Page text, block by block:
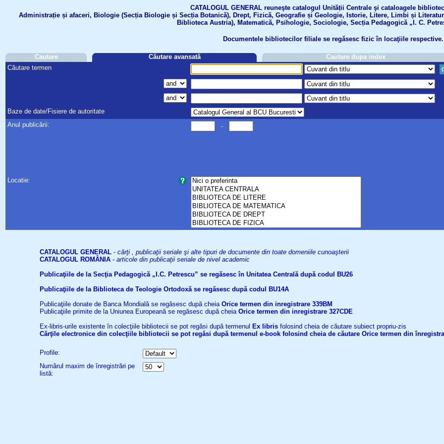
CATALOGUL GENERAL reuneşte catalogul Unității Centrale şi cataloagele
Administrație și afaceri, Biologie (Secția Biologie și Secția Botanică), Drept, Fizică, Geografie și Geologie, Istorie, Litere, Limbi și
Biblioteca Austria), Matematică, Psihologie, Sociologie, Secția Pedagogică „I. C.
Documentele bibliotecilor filiale se regăsesc fizic în locaţiile respective.
Cautare Căutare avansată
Cautare dupa index
Căutare termen
Baze de date/Fisiere de autoritate
Anul publicării:
-
Locatie:
CATALOGUL GENERAL - cărţi , publicaţii seriale şi alte tipuri de documente din toate domeniile cunoaşterii
CATALOGUL ROMÂNIA - articole din publicaţii seriale de nivel academic
Publicaţiile de la Secţia Pedagogică „I.C. Petrescu” se regăsesc în Unitatea Centrală după codul BU26
Publicaţiile de la Biblioteca de Teologie Ortodoxă se regăsesc după codul BU14A
Publicaţiile donate de Banca Mondială se regăsesc după cheia Orice termen din inregistrare 339BM
Publicaţiile primite de la Uniunea Europeană se regăsesc după cheia Orice termen din inregistrare 327CDE
Ex-libris-urile existente în colecţiile bibliotecii se pot regăsi după termenul Ex libris folosind cheia de căutare subiect propriu-zis
Cărţile electronice din colecţiile bibliotecii se pot regăsi după termenul e-book folosind cheia de căutare Orice termen din
Profile:
Numărul maxim de înregistrări pe
listă: